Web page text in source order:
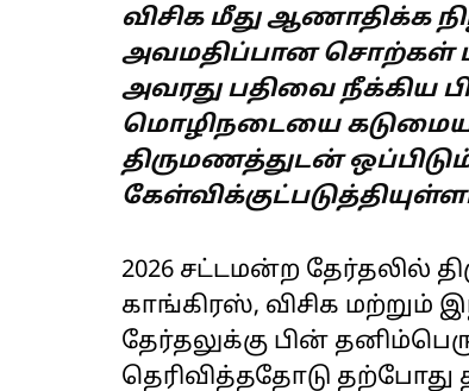
விசிக மீது ஆணாதிக்க
அவமதிப்பான சொற்கள்
அவரது பதிவை நீக்கிய
மொழிநடையை
திருமணத்துடன்
2026 சட்டமன்ற தேர்தலில்
காங்கிரஸ், விசிக மற்றும்
தேர்தலுக்கு பின்
தெரிவித்ததோடு